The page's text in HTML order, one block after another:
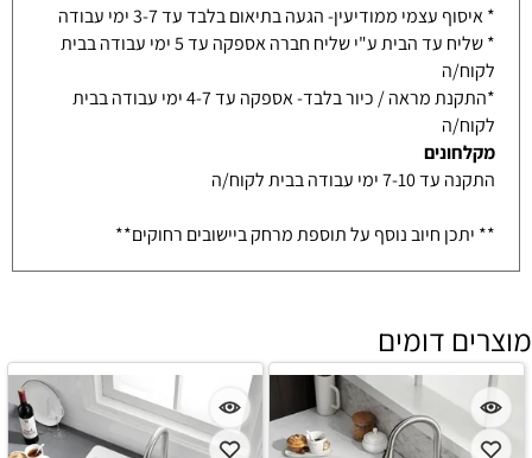
* איסוף עצמי ממודיעין- הגעה בתיאום בלבד עד 3-7 ימי עבודה
* שליח עד הבית ע"י שליח חברה אספקה עד 5 ימי עבודה בבית
לקוח/ה
*התקנת מראה / כיור בלבד- אספקה עד 4-7 ימי עבודה בבית
לקוח/ה
מקלחונים
התקנה עד 7-10 ימי עבודה בבית לקוח/ה
** יתכן חיוב נוסף על תוספת מרחק ביישובים רחוקים**
מוצרים דומים